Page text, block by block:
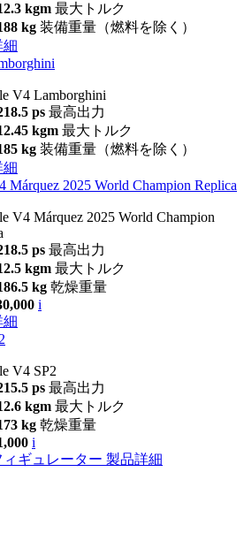
kgm 最大トルク
kg 装備重量（燃料を除く）
細
V4 Lamborghini
ps 最高出力
kgm 最大トルク
kg 装備重量（燃料を除く）
細
Márquez 2025 World Champion Replica
V4 Márquez 2025 World Champion
ps 最高出力
kgm 最大トルク
kg 乾燥重量
i
細
V4 SP2
ps 最高出力
kgm 最大トルク
kg 乾燥重量
i
ィギュレーター 製品詳細